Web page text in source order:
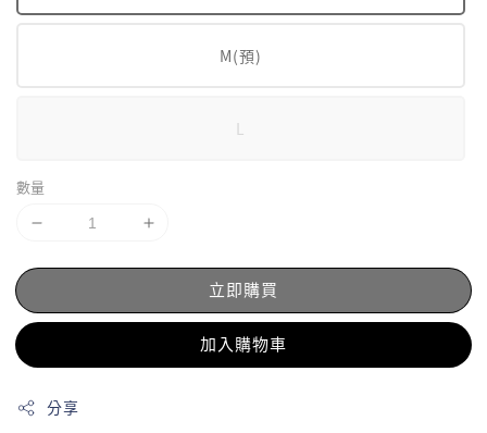
M(預)
L
數量
立即購買
加入購物車
分享